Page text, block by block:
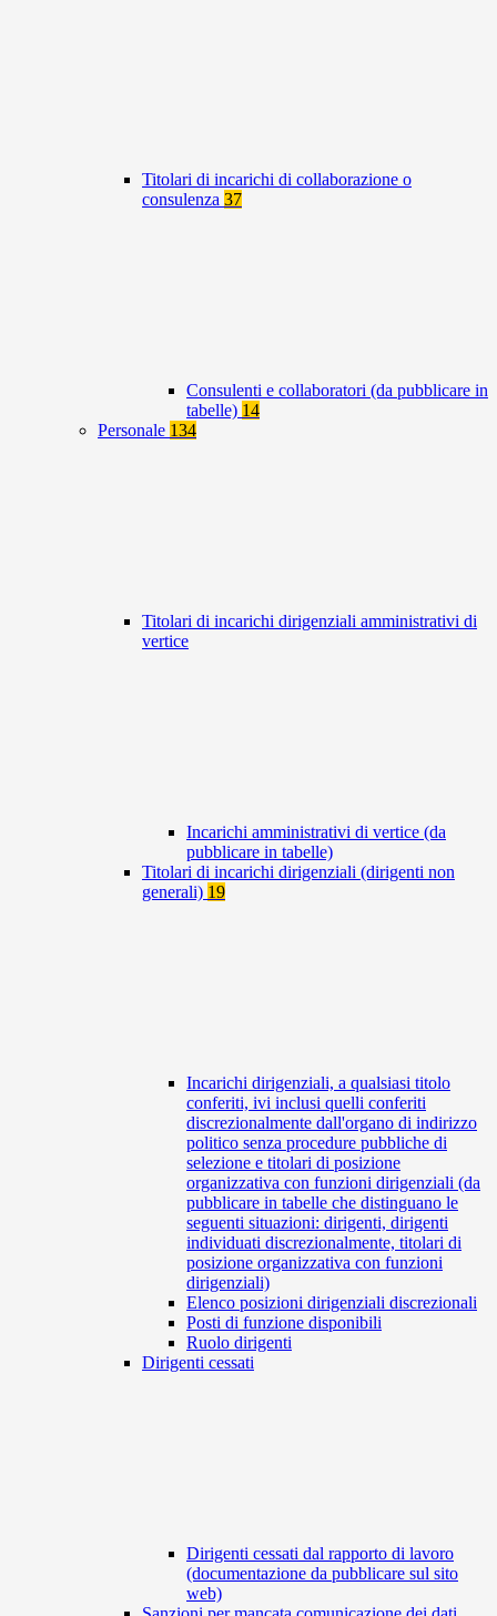
Titolari di incarichi di collaborazione o
consulenza 37
Consulenti e collaboratori (da pubblicare in
tabelle) 14
Personale 134
Titolari di incarichi dirigenziali amministrativi di
vertice
Incarichi amministrativi di vertice (da
pubblicare in tabelle)
Titolari di incarichi dirigenziali (dirigenti non
generali) 19
Incarichi dirigenziali, a qualsiasi titolo
conferiti, ivi inclusi quelli conferiti
discrezionalmente dall'organo di indirizzo
politico senza procedure pubbliche di
selezione e titolari di posizione
organizzativa con funzioni dirigenziali (da
pubblicare in tabelle che distinguano le
seguenti situazioni: dirigenti, dirigenti
individuati discrezionalmente, titolari di
posizione organizzativa con funzioni
dirigenziali)
Elenco posizioni dirigenziali discrezionali
Posti di funzione disponibili
Ruolo dirigenti
Dirigenti cessati
Dirigenti cessati dal rapporto di lavoro
(documentazione da pubblicare sul sito
web)